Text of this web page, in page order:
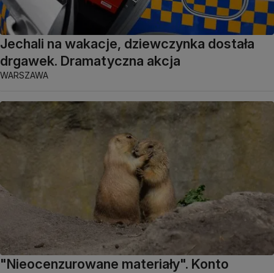
Jechali na wakacje, dziewczynka dostała
drgawek. Dramatyczna akcja
WARSZAWA
"Nieocenzurowane materiały". Konto